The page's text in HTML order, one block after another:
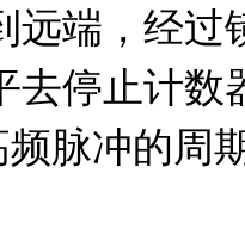
远端，经过
去停止计
脉冲的周